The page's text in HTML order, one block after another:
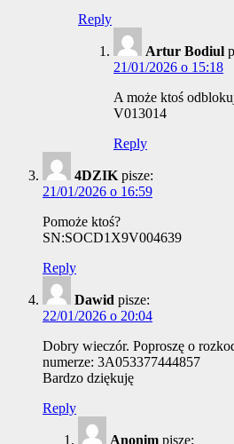
Reply
Artur Bodiul
21/01/2026 o 15:18
A może ktoś
V013014
Reply
4DZIK pisze:
21/01/2026 o 16:59
Pomoże ktoś?
SN:SOCD1X9V004639
Reply
Dawid pisze:
22/01/2026 o 20:04
Dobry wieczór. Poproszę o
numerze: 3A053377444857
Bardzo dziękuję
Reply
Anonim pisze: